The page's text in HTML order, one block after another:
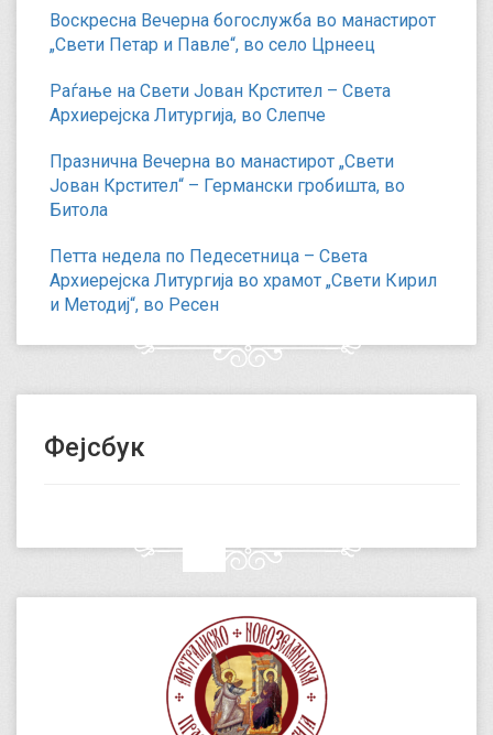
Воскресна Вечерна богослужба во манастирот
„Свети Петар и Павле“, во село Црнеец
Раѓање на Свети Јован Крстител – Света
Архиерејска Литургија, во Слепче
Празнична Вечерна во манастирот „Свети
Јован Крстител“ – Германски гробишта, во
Битола
Петта недела по Педесетница – Света
Архиерејска Литургија во храмот „Свети Кирил
и Методиј“, во Ресен
Фејсбук